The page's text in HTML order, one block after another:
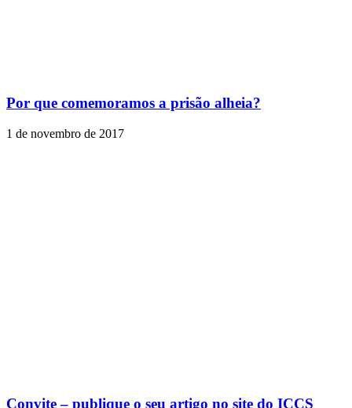
Por que comemoramos a prisão alheia?
1 de novembro de 2017
Convite – publique o seu artigo no site do ICCS